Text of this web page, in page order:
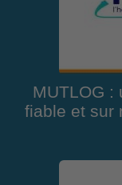
MUTLOG :
fiable et sur